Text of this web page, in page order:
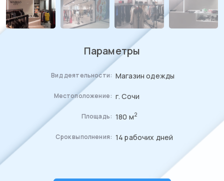
Параметры
Вид деятельности: Магазин одежды
Местоположение: г. Сочи
Площадь: 180 м2
Срок выполнения: 14 рабочих дней